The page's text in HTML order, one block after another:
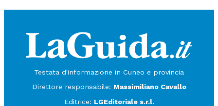
Testata d'informazione in Cuneo e provincia
Direttore responsabile: Massimiliano Cavallo
Editrice: LGEditoriale s.r.l.